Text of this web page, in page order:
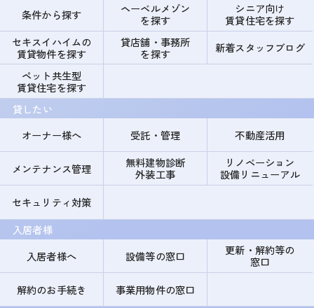
条件から探す
ヘーベルメゾン
を探す
シニア向け
賃貸住宅を探す
セキスイハイムの
賃貸物件を探す
貸店舗・事務所
を探す
新着スタッフブログ
ペット共生型
賃貸住宅を探す
貸したい
オーナー様へ
受託・管理 不動産活用
メンテナンス管理
無料建物診断
外装工事
リノベーション
設備リニューアル
セキュリティ対策
入居者様
入居者様へ
設備等の窓口
更新・解約等の
窓口
解約のお手続き
事業用物件の窓口